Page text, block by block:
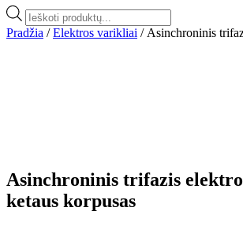
Products
search
Pradžia /Elektros varikliai / Asinchroninis
Asinchroninis trifazis
ketaus korpusas